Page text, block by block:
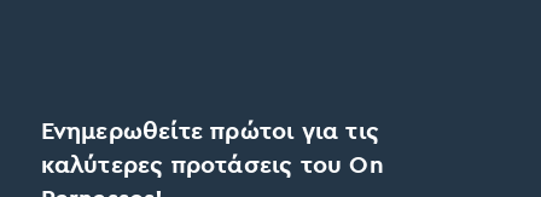
Ενημερωθείτε πρώτοι για τις
καλύτερες προτάσεις του On